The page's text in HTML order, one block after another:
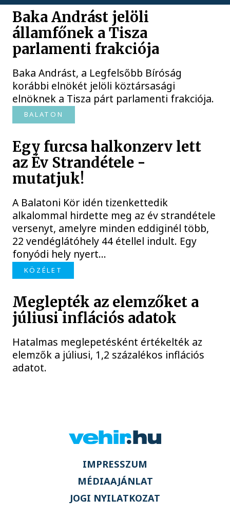
Baka Andrást jelöli
államfőnek a Tisza
parlamenti frakciója
Baka Andrást, a Legfelsőbb Bíróság
korábbi elnökét jelöli köztársasági
elnöknek a Tisza párt parlamenti frakciója.
BALATON
Egy furcsa halkonzerv lett
az Év Strandétele -
mutatjuk!
A Balatoni Kör idén tizenkettedik
alkalommal hirdette meg az év strandétele
versenyt, amelyre minden eddiginél több,
22 vendéglátóhely 44 étellel indult. Egy
fonyódi hely nyert...
KÖZÉLET
Meglepték az elemzőket a
júliusi inflációs adatok
Hatalmas meglepetésként értékelték az
elemzők a júliusi, 1,2 százalékos inflációs
adatot.
IMPRESSZUM
MÉDIAAJÁNLAT
JOGI NYILATKOZAT